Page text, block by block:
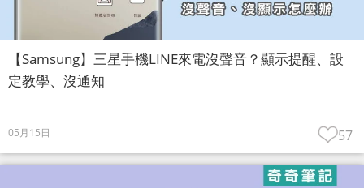
【Samsung】三星手機LINE來電沒聲音？顯示提醒、設
定教學、沒通知
05月15日 57